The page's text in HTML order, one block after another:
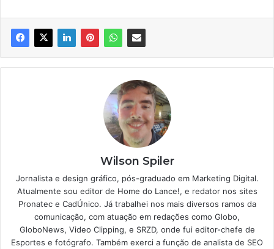
Wilson Spiler
Jornalista e design gráfico, pós-graduado em Marketing Digital.
Atualmente sou editor de Home do Lance!, e redator nos sites
Pronatec e CadÚnico. Já trabalhei nos mais diversos ramos da
comunicação, com atuação em redações como Globo,
GloboNews, Video Clipping, e SRZD, onde fui editor-chefe de
Esportes e fotógrafo. Também exerci a função de analista de SEO